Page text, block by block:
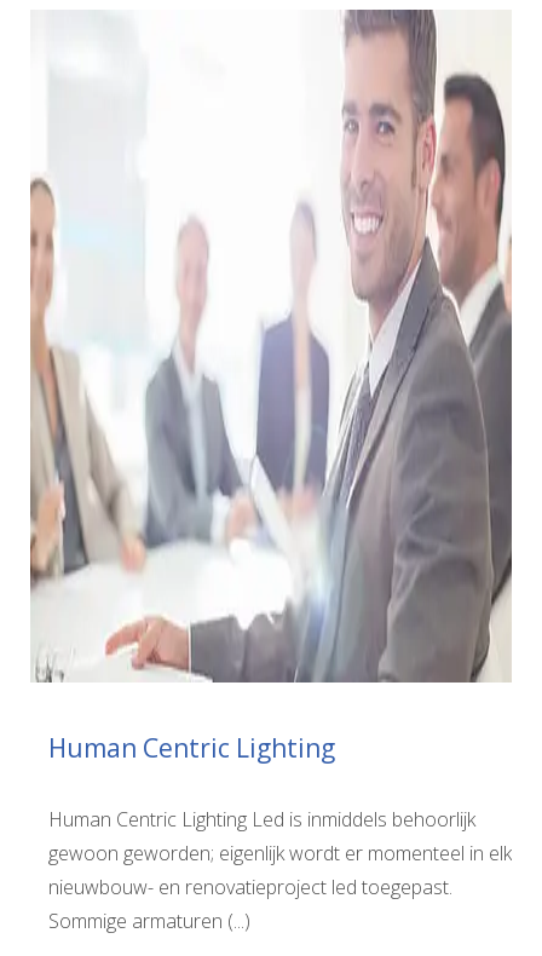
Human Centric Lighting
Human Centric Lighting Led is inmiddels behoorlijk
gewoon geworden; eigenlijk wordt er momenteel in elk
nieuwbouw- en renovatieproject led toegepast.
Sommige armaturen (...)